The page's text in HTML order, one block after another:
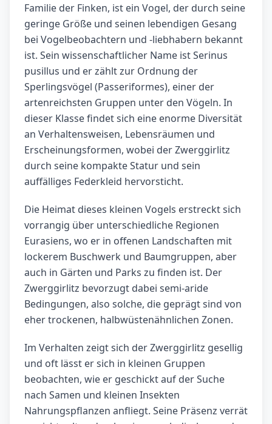
Familie der Finken, ist ein Vogel, der durch seine
geringe Größe und seinen lebendigen Gesang
bei Vogelbeobachtern und -liebhabern bekannt
ist. Sein wissenschaftlicher Name ist Serinus
pusillus und er zählt zur Ordnung der
Sperlingsvögel (Passeriformes), einer der
artenreichsten Gruppen unter den Vögeln. In
dieser Klasse findet sich eine enorme Diversität
an Verhaltensweisen, Lebensräumen und
Erscheinungsformen, wobei der Zwerggirlitz
durch seine kompakte Statur und sein
auffälliges Federkleid hervorsticht.
Die Heimat dieses kleinen Vogels erstreckt sich
vorrangig über unterschiedliche Regionen
Eurasiens, wo er in offenen Landschaften mit
lockerem Buschwerk und Baumgruppen, aber
auch in Gärten und Parks zu finden ist. Der
Zwerggirlitz bevorzugt dabei semi-aride
Bedingungen, also solche, die geprägt sind von
eher trockenen, halbwüstenähnlichen Zonen.
Im Verhalten zeigt sich der Zwerggirlitz gesellig
und oft lässt er sich in kleinen Gruppen
beobachten, wie er geschickt auf der Suche
nach Samen und kleinen Insekten
Nahrungspflanzen anfliegt. Seine Präsenz verrät